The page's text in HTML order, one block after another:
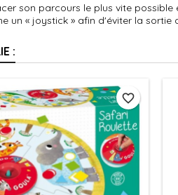
son parcours le plus vite
un « joystick » afin d'éviter la sortie
:
favorite_border